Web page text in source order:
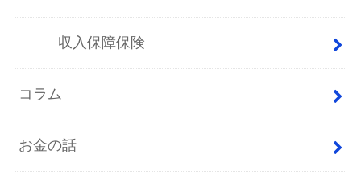
収入保障保険
コラム
お金の話